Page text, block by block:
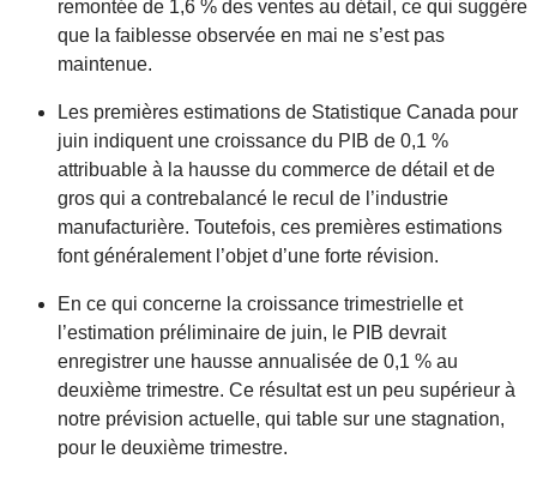
remontée de 1,6 % des ventes au détail, ce qui suggère
que la faiblesse observée en mai ne s’est pas
maintenue.
Les premières estimations de Statistique Canada pour
juin indiquent une croissance du PIB de 0,1 %
attribuable à la hausse du commerce de détail et de
gros qui a contrebalancé le recul de l’industrie
manufacturière. Toutefois, ces premières estimations
font généralement l’objet d’une forte révision.
En ce qui concerne la croissance trimestrielle et
l’estimation préliminaire de juin, le PIB devrait
enregistrer une hausse annualisée de 0,1 % au
deuxième trimestre. Ce résultat est un peu supérieur à
notre prévision actuelle, qui table sur une stagnation,
pour le deuxième trimestre.